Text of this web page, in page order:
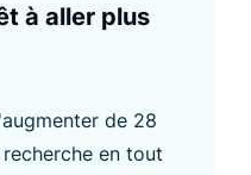
à aller plus
de 28
en tout